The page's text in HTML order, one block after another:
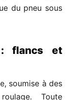
du pneu sous
: flancs et
soumise à des
Toute